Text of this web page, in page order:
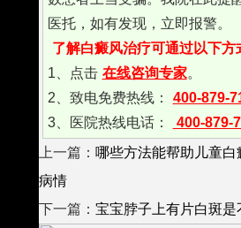
医托，如有发现，立即报警。
了解白癜风治疗可通过以下方
1、点击 在线咨询专家。
2、致电免费热线：
400-879-
3、医院热线电话：
400-879-
上一篇： 哪些方法能帮助儿童
病情
下一篇： 宝宝脖子上有片白斑